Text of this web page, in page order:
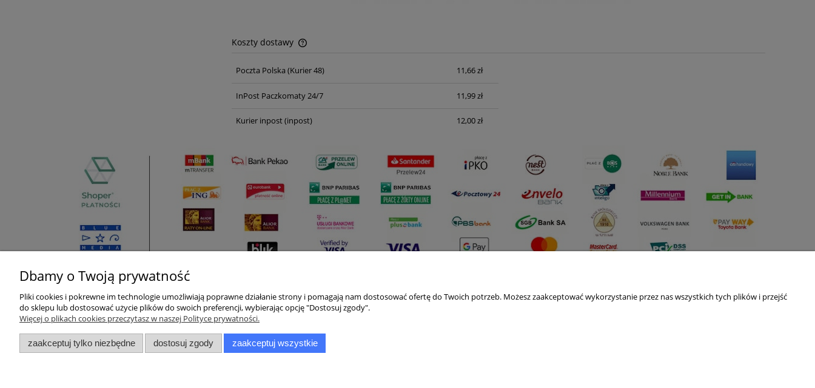
Koszty dostawy
Cena nie zawiera ewentualnych kosztów
Poczta Polska (Kurier 48) 11,66 zł
InPost Paczkomaty 24/7 11,99 zł
Kurier inpost(inpost) 12,00 zł
Pomoc
Pytania i odpowiedzi
Moje konto
Ustawienia konta
Płatności i dostawa
Dbamy o Twoją prywatność
Pliki cookies i pokrewne im technologie umożliwiają poprawne działanie strony i pomagają nam dostosować ofertę do Twoich potrzeb. Możesz zaakceptować wykorzystanie przez nas wszystkich tych plików i przejść
do sklepu lub dostosować użycie plików do swoich preferencji, wybierając opcję "Dostosuj zgody".
Więcej o plikach cookies przeczytasz w naszej Polityce prywatności.
zaakceptuj tylko niezbędne dostosuj zgody zaakceptuj wszystkie